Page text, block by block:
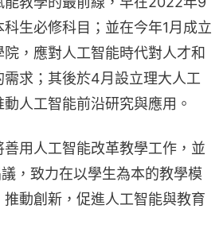
生必修科目；並在今年1月成立
，應對人工智能時代對人才和
求；其後於4月設立理大人工
人工智能前沿研究與應用。
用人工智能改革教學工作，並
，致力在以學生為本的教學模
動創新，促進人工智能與教育